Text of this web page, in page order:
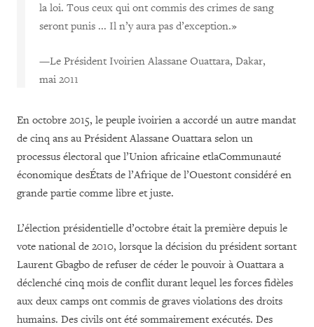
la loi. Tous ceux qui ont commis des crimes de sang
seront punis ... Il n’y aura pas d’exception.»
—Le Président Ivoirien Alassane Ouattara, Dakar,
mai 2011
En octobre 2015, le peuple ivoirien a accordé un autre mandat
de cinq ans au Président Alassane Ouattara selon un
processus électoral que l’Union africaine etlaCommunauté
économique desÉtats de l’Afrique de l’Ouestont considéré en
grande partie comme libre et juste.
L’élection présidentielle d’octobre était la première depuis le
vote national de 2010, lorsque la décision du président sortant
Laurent Gbagbo de refuser de céder le pouvoir à Ouattara a
déclenché cinq mois de conflit durant lequel les forces fidèles
aux deux camps ont commis de graves violations des droits
humains. Des civils ont été sommairement exécutés. Des